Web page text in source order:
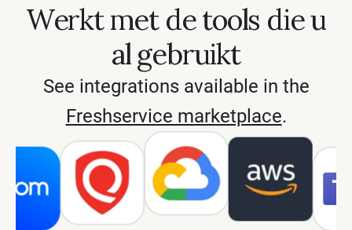
Werkt met de tools die u
al gebruikt
See integrations available in the
Freshservice marketplace.